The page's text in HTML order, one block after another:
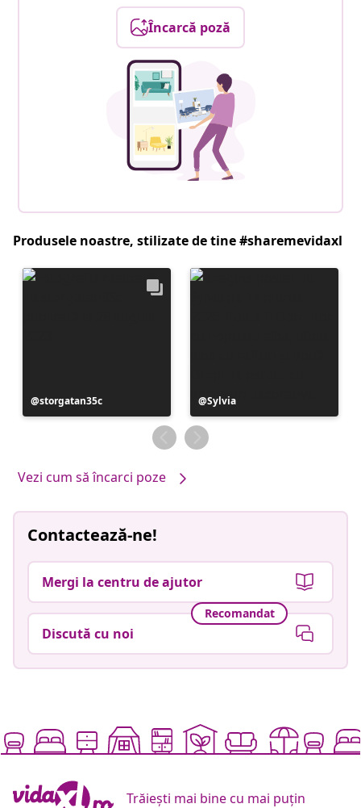
Încarcă poză
Produsele noastre, stilizate de tine #sharemevidaxl
Postare
publicată
storgatan35c
Postare
publicată
de
Sylvia
Vezi cum să încarci poze
Contactează-ne!
Mergi la centru de ajutor
Recomandat
Discută cu noi
Trăiești mai bine cu mai puțin